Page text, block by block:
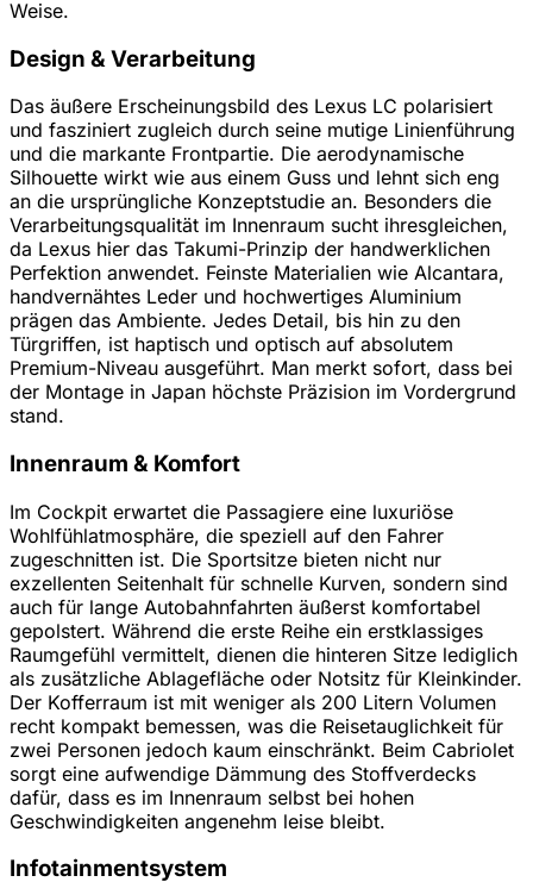
Weise.
Design & Verarbeitung
Das äußere Erscheinungsbild des Lexus LC polarisiert
und fasziniert zugleich durch seine mutige Linienführung
und die markante Frontpartie. Die aerodynamische
Silhouette wirkt wie aus einem Guss und lehnt sich eng
an die ursprüngliche Konzeptstudie an. Besonders die
Verarbeitungsqualität im Innenraum sucht ihresgleichen,
da Lexus hier das Takumi-Prinzip der handwerklichen
Perfektion anwendet. Feinste Materialien wie Alcantara,
handvernähtes Leder und hochwertiges Aluminium
prägen das Ambiente. Jedes Detail, bis hin zu den
Türgriffen, ist haptisch und optisch auf absolutem
Premium-Niveau ausgeführt. Man merkt sofort, dass bei
der Montage in Japan höchste Präzision im Vordergrund
stand.
Innenraum & Komfort
Im Cockpit erwartet die Passagiere eine luxuriöse
Wohlfühlatmosphäre, die speziell auf den Fahrer
zugeschnitten ist. Die Sportsitze bieten nicht nur
exzellenten Seitenhalt für schnelle Kurven, sondern sind
auch für lange Autobahnfahrten äußerst komfortabel
gepolstert. Während die erste Reihe ein erstklassiges
Raumgefühl vermittelt, dienen die hinteren Sitze lediglich
als zusätzliche Ablagefläche oder Notsitz für Kleinkinder.
Der Kofferraum ist mit weniger als 200 Litern Volumen
recht kompakt bemessen, was die Reisetauglichkeit für
zwei Personen jedoch kaum einschränkt. Beim Cabriolet
sorgt eine aufwendige Dämmung des Stoffverdecks
dafür, dass es im Innenraum selbst bei hohen
Geschwindigkeiten angenehm leise bleibt.
Infotainmentsystem